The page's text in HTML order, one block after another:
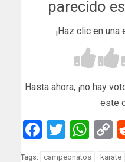
parecido
¡Haz clic en una
Hasta ahora, ¡no hay
este
Facebook
Twitter
Tags: campeonatos karate